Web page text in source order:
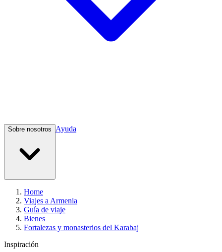
Sobre nosotros Ayuda
Home
Viajes a Armenia
Guía de viaje
Bienes
Fortalezas y monasterios del Karabaj
Inspiración